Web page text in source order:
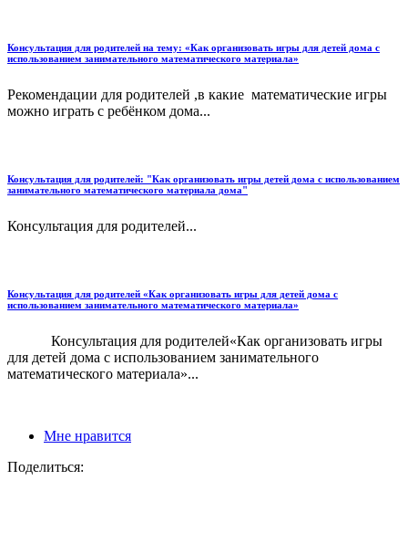
Консультация для родителей на тему: «Как организовать игры для детей дома с
использованием занимательного математического материала»
Рекомендации для родителей ,в какие математические игры
можно играть с ребёнком дома...
Консультация для родителей: "Как организовать игры детей дома с использованием
занимательного математического материала дома"
Консультация для родителей...
Консультация для родителей «Как организовать игры для детей дома с
использованием занимательного математического материала»
Консультация для родителей«Как организовать игры
для детей дома с использованием занимательного
математического материала»...
Мне нравится
Поделиться: